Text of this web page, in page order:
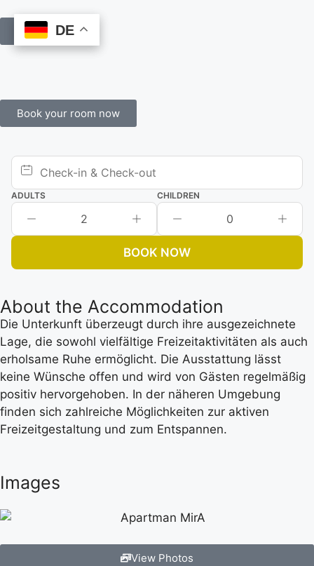
Book Online
Book your room now
ADULTS
2
CHILDREN
0
BOOK NOW
About the Accommodation
Die Unterkunft überzeugt durch ihre ausgezeichnete
Lage, die sowohl vielfältige Freizeitaktivitäten als auch
erholsame Ruhe ermöglicht. Die Ausstattung lässt
keine Wünsche offen und wird von Gästen regelmäßig
positiv hervorgehoben. In der näheren Umgebung
finden sich zahlreiche Möglichkeiten zur aktiven
Freizeitgestaltung und zum Entspannen.
Images
View Photos
DE
DE